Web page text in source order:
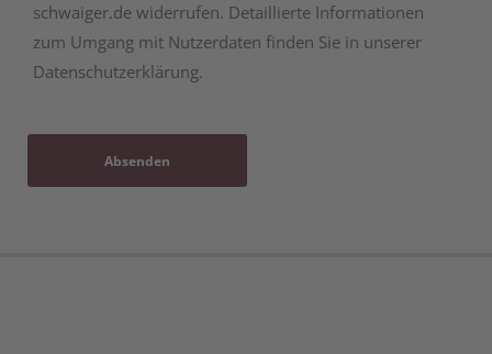
schwaiger.de widerrufen. Detaillierte Informationen
zum Umgang mit Nutzerdaten finden Sie in unserer
Datenschutzerklärung.
Absenden